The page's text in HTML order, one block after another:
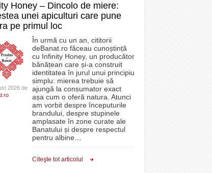
Honey – Dincolo de miere:
unei apiculturi care pune
pe primul loc
2026 de
În urmă cu un an, cititorii
deBanat.ro făceau cunoștință
cu Infinity Honey, un producător
bănățean care și-a construit
identitatea în jurul unui principiu
simplu: mierea trebuie să
ajungă la consumator exact
așa cum o oferă natura. Atunci
am vorbit despre începuturile
brandului, despre stupinele
amplasate în zone curate ale
Banatului și despre respectul
pentru albine
Citeşte tot articolul